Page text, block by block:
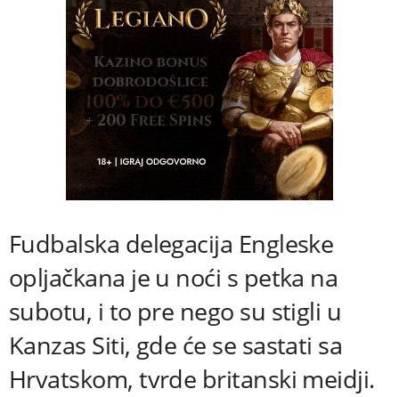
Fudbalska delegacija Engleske
opljačkana je u noći s petka na
subotu, i to pre nego su stigli u
Kanzas Siti, gde će se sastati sa
Hrvatskom, tvrde britanski meidji.